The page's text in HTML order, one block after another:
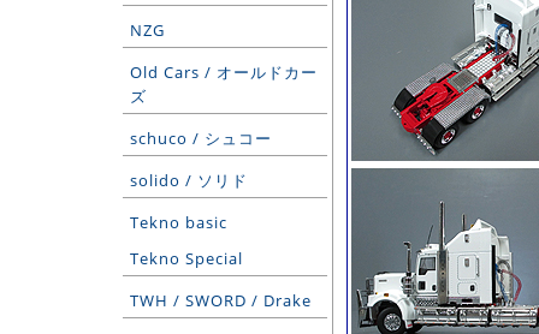
NZG
Old Cars / オールドカー
ズ
schuco / シュコー
solido / ソリド
Tekno basic
Tekno Special
TWH / SWORD / Drake